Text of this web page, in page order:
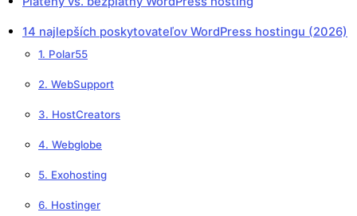
14 najlepších poskytovateľov WordPress hostingu (2026)
1. Polar55
2. WebSupport
3. HostCreators
4. Webglobe
5. Exohosting
6. Hostinger